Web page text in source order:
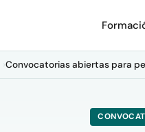
›Convocatorias abiertas para